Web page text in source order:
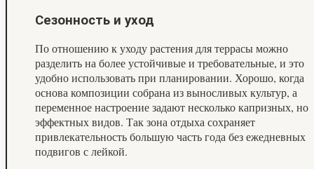
Сезонность и уход
По отношению к уходу растения для террасы можно
разделить на более устойчивые и требовательные, и это
удобно использовать при планировании. Хорошо, когда
основа композиции собрана из выносливых культур, а
переменное настроение задают несколько капризных, но
эффектных видов. Так зона отдыха сохраняет
привлекательность большую часть года без ежедневных
подвигов с лейкой.